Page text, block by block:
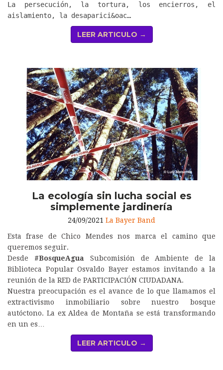
La persecución, la tortura, los encierros, el
aislamiento, la desaparici&oac…
LEER ARTICULO →
La ecología sin lucha social es
simplemente jardinería
24/09/2021 La Bayer Band
Esta frase de Chico Mendes nos marca el camino que
queremos seguir.
Desde #BosqueAgua Subcomisión de Ambiente de la
Biblioteca Popular Osvaldo Bayer estamos invitando a la
reunión de la RED de PARTICIPACIÓN CIUDADANA.
Nuestra preocupación es el avance de lo que llamamos el
extractivismo inmobiliario sobre nuestro bosque
autóctono. La ex Aldea de Montaña se está transformando
en un es…
LEER ARTICULO →